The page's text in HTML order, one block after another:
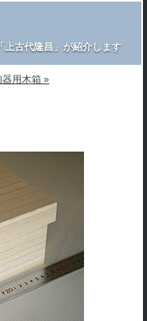
上古代隆昌」が紹介します
器用木箱 »